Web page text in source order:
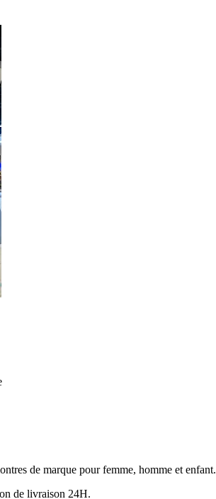
de marque pour femme, homme et enfant.
de livraison 24H.